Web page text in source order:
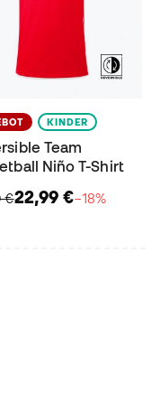
KINDER
Team
Niño T-Shirt
€22,99 €−18%